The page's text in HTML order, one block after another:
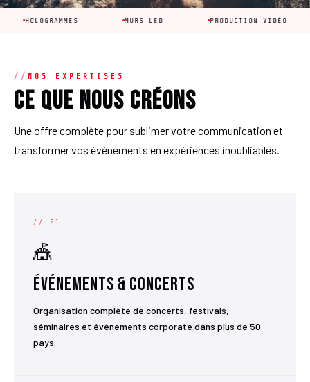
MURS LED PRODUCTION VIDÉO
NOS EXPERTISES
Ce que nous créons
Une offre complète pour sublimer votre communication et
transformer vos événements en expériences inoubliables.
// 01
🎪
Événements & Concerts
Organisation complète de concerts, festivals,
séminaires et événements corporate dans plus de 50
pays.